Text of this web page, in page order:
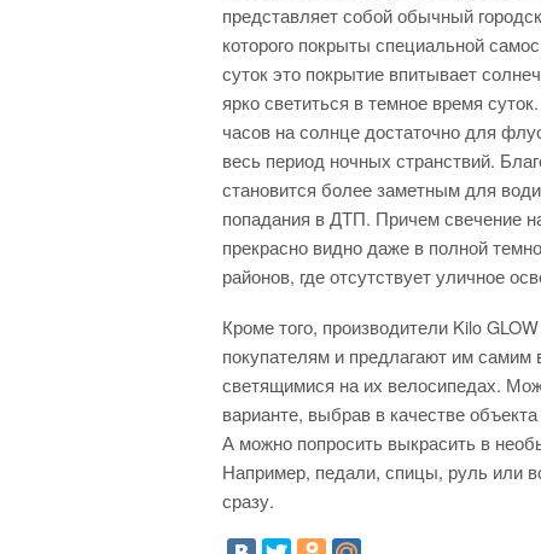
представляет собой обычный
которого покрыты специальной
суток это покрытие впитывает
ярко светиться в темное время
часов на солнце достаточно для
весь период ночных странствий.
становится более заметным для
попадания в ДТП. Причем свечение
прекрасно видно даже в полной
районов, где отсутствует уличное
Кроме того, производители Kilo
покупателям и предлагают им самим
светящимися на их велосипедах.
варианте, выбрав в качестве
А можно попросить выкрасить в
Например, педали, спицы, руль или
сразу.